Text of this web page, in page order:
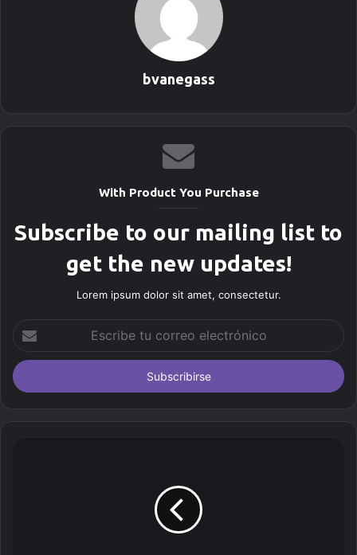
bvanegass
With Product You Purchase
Subscribe to our mailing list to
get the new updates!
Lorem ipsum dolor sit amet, consectetur.
r